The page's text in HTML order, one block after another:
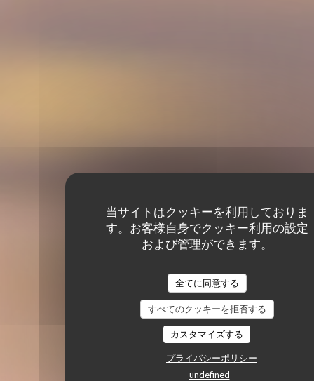
当サイトはクッキーを利用しておりま
す。お客様自身でクッキー利用の設定
および管理ができます。
全てに同意する
すべてのクッキーを拒否する
カスタマイズする
プライバシーポリシー
undefined